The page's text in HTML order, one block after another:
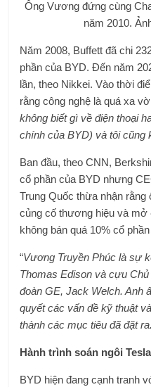
Ông Vương đứng cùng
năm 2010.
Năm 2008, Buffett đã chi
phần của BYD. Đến năm
lần, theo Nikkei. Vào thời
rằng công nghệ là quá xa
không biết gì về điện thoại
chính của BYD) và tôi cũng
Ban đầu, theo CNN,
cổ phần của BYD nhưng
Trung Quốc thừa nhận
củng cố thương hiệu và
không bán quá 10% cổ
“Vương Truyền Phúc là sự
Thomas Edison và cựu
đoàn GE, Jack Welch. Anh
quyết các vấn đề kỹ thuật
thành các mục tiêu đã đặt
Hành trình soán ngôi Tesla
BYD hiện đang cạnh tranh